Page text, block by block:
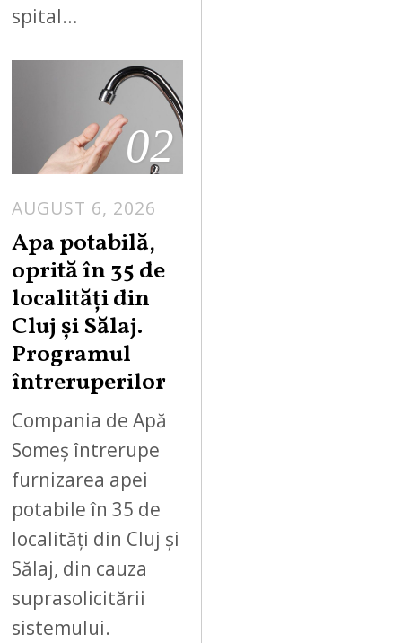
spital…
02
AUGUST 6, 2026
Apa potabilă,
oprită în 35 de
localități din
Cluj și Sălaj.
Programul
întreruperilor
Compania de Apă
Someș întrerupe
furnizarea apei
potabile în 35 de
localități din Cluj și
Sălaj, din cauza
suprasolicitării
sistemului.